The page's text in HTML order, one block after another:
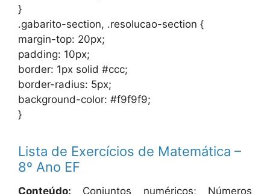
}
.gabarito-section, .resolucao-section {
margin-top: 20px;
padding: 10px;
border: 1px solid #ccc;
border-radius: 5px;
background-color: #f9f9f9;
}
Lista de Exercícios de Matemática –
8º Ano EF
Conteúdo: Conjuntos numéricos; Números